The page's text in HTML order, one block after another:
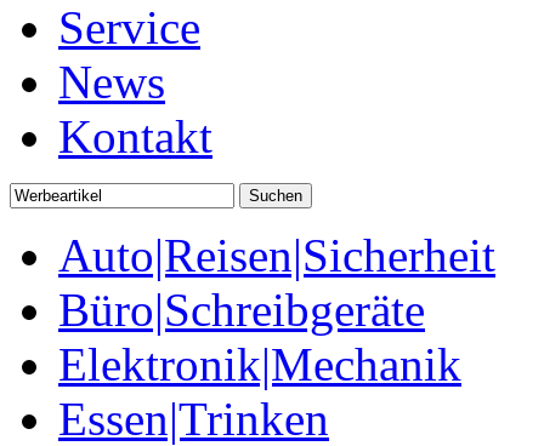
Service
News
Kontakt
Auto|Reisen|Sicherheit
Büro|Schreibgeräte
Elektronik|Mechanik
Essen|Trinken